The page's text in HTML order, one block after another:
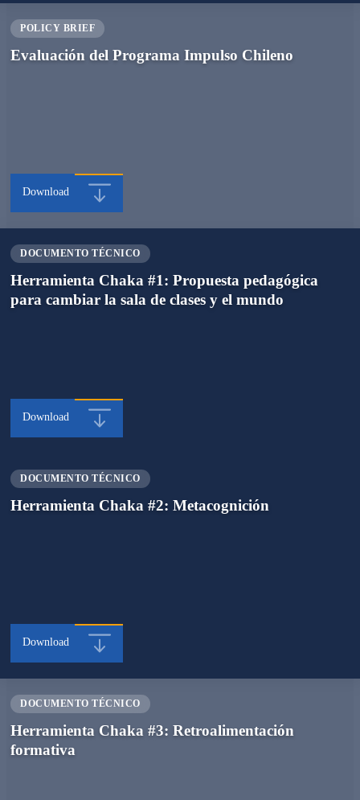
POLICY BRIEF
Evaluación del Programa Impulso Chileno
Download
DOCUMENTO TÉCNICO
Herramienta Chaka #1: Propuesta pedagógica
para cambiar la sala de clases y el mundo
Download
DOCUMENTO TÉCNICO
Herramienta Chaka #2: Metacognición
Download
DOCUMENTO TÉCNICO
Herramienta Chaka #3: Retroalimentación
formativa